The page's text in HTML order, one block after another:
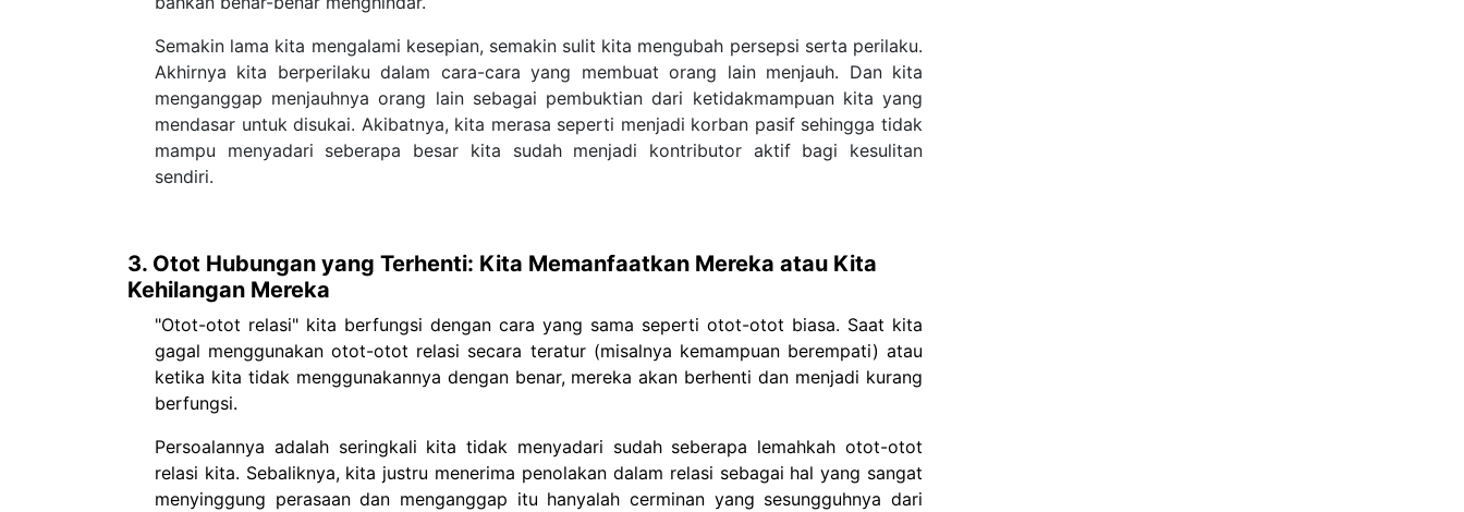
Semakin lama kita mengalami kesepian, semakin sulit kita mengubah persepsi serta perilaku.
Akhirnya kita berperilaku dalam cara-cara yang membuat orang lain menjauh. Dan kita
menganggap menjauhnya orang lain sebagai pembuktian dari ketidakmampuan kita yang
mendasar untuk disukai. Akibatnya, kita merasa seperti menjadi korban pasif sehingga tidak
mampu menyadari seberapa besar kita sudah menjadi kontributor aktif bagi kesulitan
sendiri.
3. Otot Hubungan yang Terhenti: Kita Memanfaatkan Mereka atau Kita
Kehilangan Mereka
"Otot-otot relasi" kita berfungsi dengan cara yang sama seperti otot-otot biasa. Saat kita
gagal menggunakan otot-otot relasi secara teratur (misalnya kemampuan berempati) atau
ketika kita tidak menggunakannya dengan benar, mereka akan berhenti dan menjadi kurang
berfungsi.
Persoalannya adalah seringkali kita tidak menyadari sudah seberapa lemahkah otot-otot
relasi kita. Sebaliknya, kita justru menerima penolakan dalam relasi sebagai hal yang sangat
menyinggung perasaan dan menganggap itu hanyalah cerminan yang sesungguhnya dari